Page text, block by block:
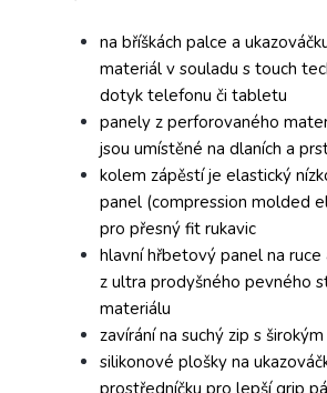
na bříškách palce a
materiál v souladu s touch
dotyk telefonu či tabletu
panely z perforovaného
jsou umístěné na dlaních a
kolem zápěstí je elastický
panel (compression molded
pro přesný fit rukavic
hlavní hřbetový panel na ruce
z ultra prodyšného pevného
materiálu
zavírání na suchý zip s
silikonové plošky na